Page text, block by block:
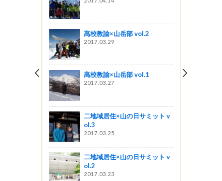
高校教諭×山岳部 vol.2
2017.03.29
高校教諭×山岳部 vol.1
2017.03.27
二地域居住×山の日サミット v
ol.3
2017.03.25
二地域居住×山の日サミット v
ol.2
2017.03.23